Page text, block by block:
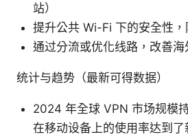
站）
提升公共 Wi-Fi 下的安全性
通过分流或优化线路，改善
统计与趋势（最新可得数据）
2024 年全球 VPN 市场规模
在移动设备上的使用率达到了